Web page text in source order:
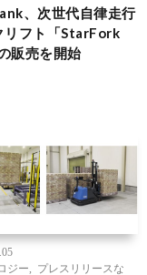
、次世代自律走行
リフト「StarFork
販売を開始
ジー
プレスリリースな